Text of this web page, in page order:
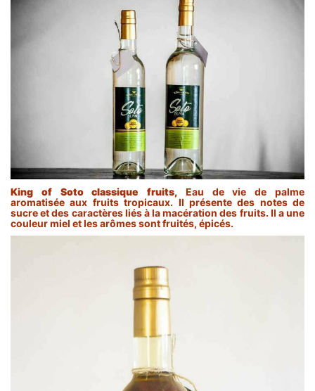
King of Soto classique fruits, Eau de vie de palme
aromatisée aux fruits tropicaux. Il présente des notes de
sucre et des caractères liés à la macération des fruits. Il a une
couleur miel et les arômes sont fruités, épicés.